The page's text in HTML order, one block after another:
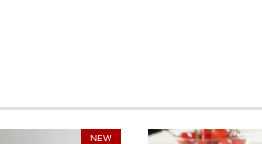
NEW